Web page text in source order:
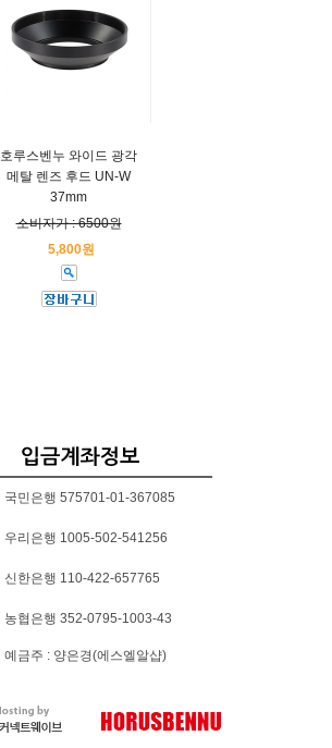
호루스벤누 와이드 광각
메탈 렌즈 후드 UN-W
37mm
소비자가 : 6500원
5,800원
국민은행 575701-01-367085
우리은행 1005-502-541256
신한은행 110-422-657765
농협은행 352-0795-1003-43
예금주 : 양은경(에스엘알샵)